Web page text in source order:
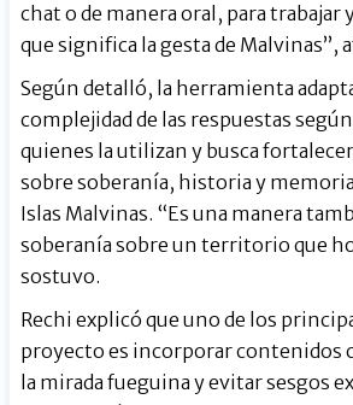
chat o de manera oral, para trabajar
que significa la gesta de Malvinas”,
Según detalló, la herramienta
complejidad de las respuestas según
quienes la utilizan y busca
sobre soberanía, historia y
Islas Malvinas. “Es una manera
soberanía sobre un territorio que
sostuvo.
Rechi explicó que uno de los
proyecto es incorporar contenidos
la mirada fueguina y evitar sesgos